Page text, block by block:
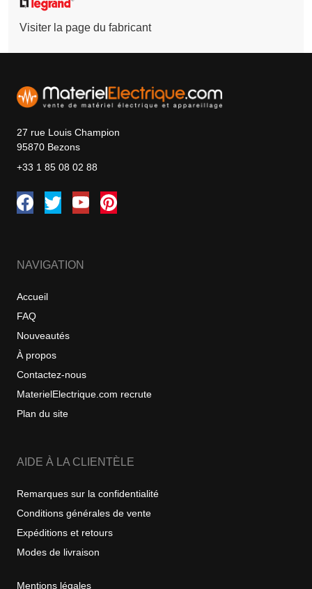
Visiter la page du fabricant
27 rue Louis Champion
95870 Bezons
+33 1 85 08 02 88
NAVIGATION
Accueil
FAQ
Nouveautés
À propos
Contactez-nous
MaterielElectrique.com recrute
Plan du site
AIDE À LA CLIENTÈLE
Remarques sur la confidentialité
Conditions générales de vente
Expéditions et retours
Modes de livraison
Mentions légales